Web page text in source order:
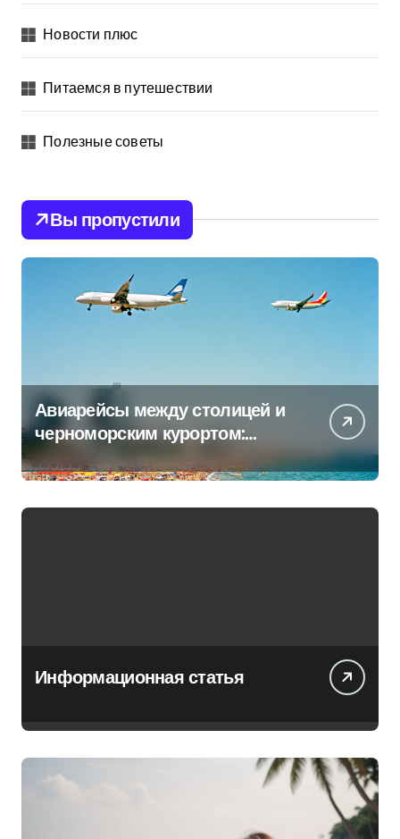
Новости плюс
Питаемся в путешествии
Полезные советы
Вы пропустили
Авиарейсы между столицей и
черноморским курортом:
перечень всех операторов
Информационная статья